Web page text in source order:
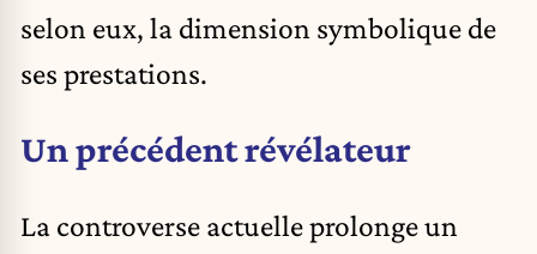
selon eux, la dimension symbolique de
ses prestations.
Un précédent révélateur
La controverse actuelle prolonge un